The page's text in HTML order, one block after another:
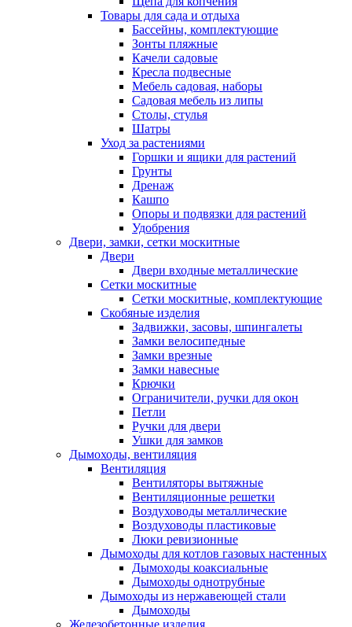
Товары для сада и отдыха
Бассейны, комплектующие
Зонты пляжные
Качели садовые
Кресла подвесные
Мебель садовая, наборы
Садовая мебель из липы
Столы, стулья
Шатры
Уход за растениями
Горшки и ящики для растений
Грунты
Дренаж
Кашпо
Опоры и подвязки для растений
Удобрения
Двери, замки, сетки москитные
Двери
Двери входные металлические
Сетки москитные
Сетки москитные, комплектующие
Скобяные изделия
Задвижки, засовы, шпингалеты
Замки велосипедные
Замки врезные
Замки навесные
Крючки
Ограничители, ручки для окон
Петли
Ручки для двери
Ушки для замков
Дымоходы, вентиляция
Вентиляция
Вентиляторы вытяжные
Вентиляционные решетки
Воздуховоды металлические
Воздуховоды пластиковые
Люки ревизионные
Дымоходы для котлов газовых настенных
Дымоходы коаксиальные
Дымоходы однотрубные
Дымоходы из нержавеющей стали
Дымоходы
Железобетонные изделия